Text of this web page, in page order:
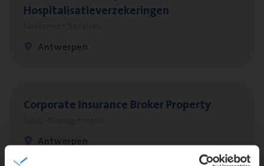
Hospitalisatieverzekeringen
Antwerpen
Cor­po­ra­te Insu­ran­ce Bro­ker Property
Antwerpen